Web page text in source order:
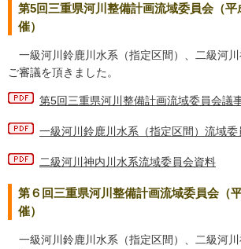
第5回三重県河川整備計画流域委員会（平
催）
一級河川鈴鹿川水系（指定区間）、二級河
ご審議を頂きました。
第5回三重県河川整備計画流域委員会議
一級河川鈴鹿川水系（指定区間）流域委
二級河川神内川水系流域委員会資料
第６回三重県河川整備計画流域委員会（
催）
一級河川鈴鹿川水系（指定区間）、二級河